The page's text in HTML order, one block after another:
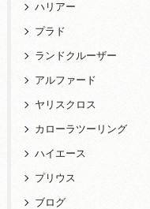
ハリアー
プラド
ランドクルーザー
アルファード
ヤリスクロス
カローラツーリング
ハイエース
プリウス
ブログ